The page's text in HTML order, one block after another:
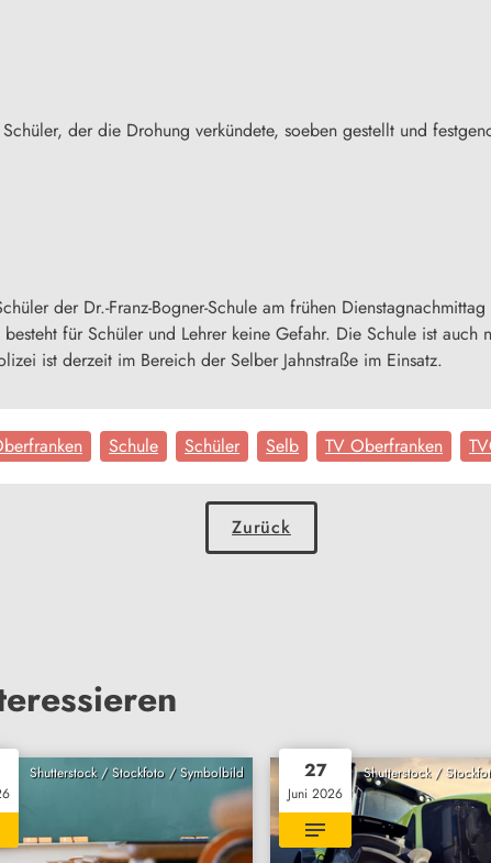
der die Drohung verkündete, soeben gestellt und
der Dr.-Franz-Bogner-Schule am frühen
für Schüler und Lehrer keine Gefahr. Die Schule ist
ist derzeit im Bereich der Selber Jahnstraße im Einsatz.
Schule Schüler Selb TV Oberfranken
Zurück
Shutterstock / Stockfoto / Symbolbild Shutterstock /
27
Juni 2026